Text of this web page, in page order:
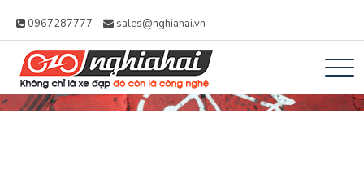
0967287777 sales@nghiahai.vn
Xe đạp Nhật Nghĩa
Không chỉ là xe đạp, đó còn là công